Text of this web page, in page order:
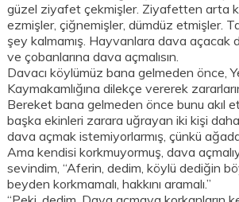
güzel ziyafet çekmişler. Ziyafetten arta
ezmişler, çiğnemişler, dümdüz etmişler.
şey kalmamış. Hayvanlara dava açacak
ve çobanlarına dava açmalısın.
Davacı köylümüz bana gelmeden önce,
Kaymakamlığına dilekçe vererek
Bereket bana gelmeden önce bunu akıl
başka ekinleri zarara uğrayan iki kişi
dava açmak istemiyorlarmış, çünkü
Ama kendisi korkmuyormuş, dava
sevindim, “Aferin, dedim, köylü dediğin
beyden korkmamalı, hakkını aramalı.”